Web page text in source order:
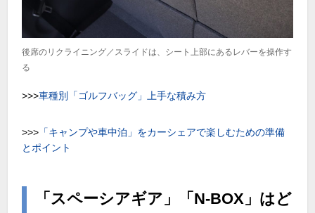
後席のリクライニング／スライドは、シート上部にあるレバーを操作す
る
>>>車種別「ゴルフバッグ」上手な積み方
>>> 「キャンプや車中泊」をカーシェアで楽しむための準備
とポイント
「スペーシアギア」「N-BOX」はど